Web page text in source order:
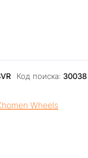
Код поиска: 30038
Wheels